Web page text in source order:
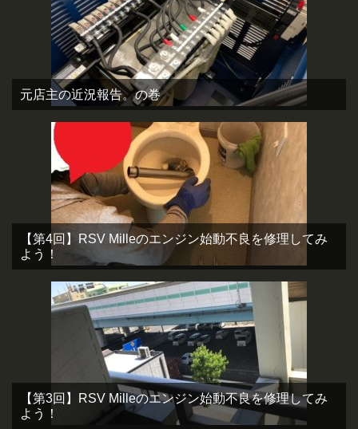
元店主の近況報告。の巻
【第4回】RSV Milleのエンジン始動不良を修理してみ
よう！
【第3回】RSV Milleのエンジン始動不良を修理してみ
よう！